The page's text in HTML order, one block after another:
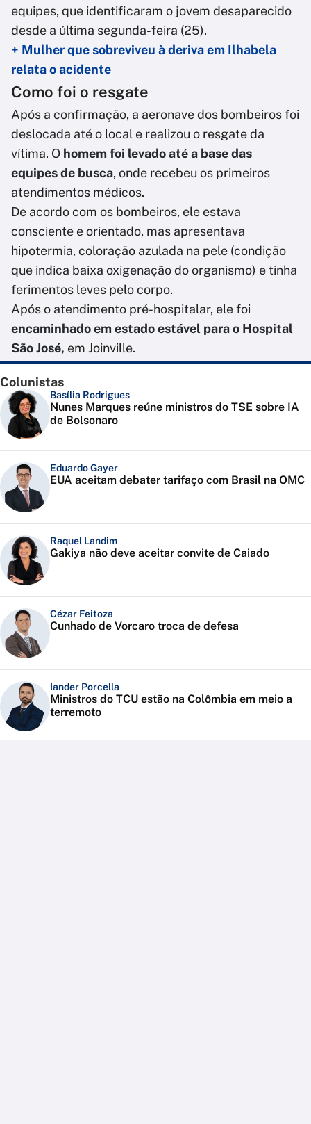
equipes, que identificaram o jovem desaparecido
desde a última segunda-feira (25).
+ Mulher que sobreviveu à deriva em Ilhabela
relata o acidente
Como foi o resgate
Após a confirmação, a aeronave dos bombeiros foi
deslocada até o local e realizou o resgate da
vítima. O homem foi levado até a base das
equipes de busca, onde recebeu os primeiros
atendimentos médicos.
De acordo com os bombeiros, ele estava
consciente e orientado, mas apresentava
hipotermia, coloração azulada na pele (condição
que indica baixa oxigenação do organismo) e tinha
ferimentos leves pelo corpo.
Após o atendimento pré-hospitalar, ele foi
encaminhado em estado estável para o Hospital
São José, em Joinville.
Colunistas
Basília Rodrigues
Nunes Marques reúne ministros do TSE sobre IA
de Bolsonaro
Eduardo Gayer
EUA aceitam debater tarifaço com Brasil na OMC
Raquel Landim
Gakiya não deve aceitar convite de Caiado
Cézar Feitoza
Cunhado de Vorcaro troca de defesa
Iander Porcella
Ministros do TCU estão na Colômbia em meio a
terremoto